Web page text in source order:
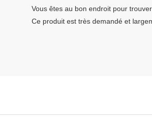
Vous êtes au bon endroit pour
Ce produit est très demandé et